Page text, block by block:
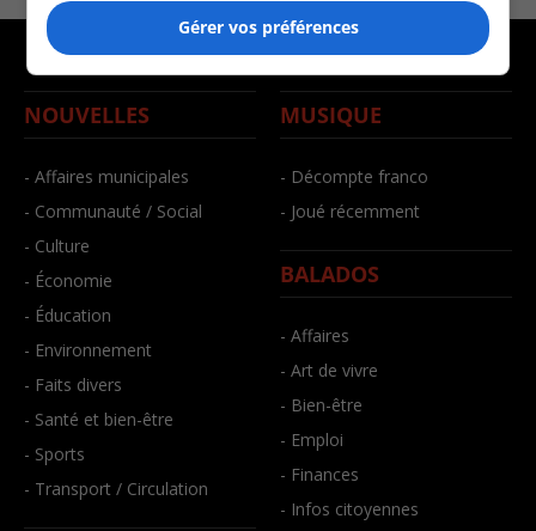
NOUVELLES
- Affaires municipales
- Communauté / Social
- Culture
- Économie
- Éducation
- Environnement
- Faits divers
- Santé et bien-être
- Sports
- Transport / Circulation
MUSIQUE
- Décompte franco
- Joué récemment
BALADOS
- Affaires
- Art de vivre
- Bien-être
- Emploi
- Finances
- Infos citoyennes
Gérer vos préférences